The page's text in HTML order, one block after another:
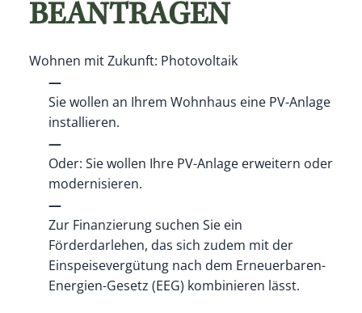
BEANTRAGEN
Wohnen mit Zukunft: Photovoltaik
Sie wollen an Ihrem Wohnhaus eine PV-Anlage
installieren.
Oder: Sie wollen Ihre PV-Anlage erweitern oder
modernisieren.
Zur Finanzierung suchen Sie ein
Förderdarlehen, das sich zudem mit der
Einspeisevergütung nach dem Erneuerbaren-
Energien-Gesetz (EEG) kombinieren lässt.